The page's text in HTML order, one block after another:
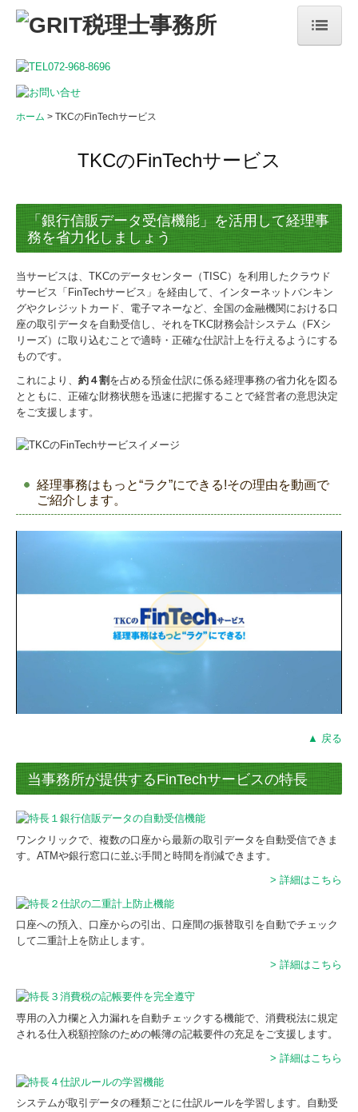
事務所案内
サービス案内
会社経営者・個人事業主の方へ
社会福祉法人の皆さまへ
医療機関の皆さまへ
採用メッセージ
スタッフインタビュー
監査担当の一日
入社したら…
募集要項（正社員）
お問い合せ
ホーム TKCのFinTechサービス
TKCのFinTechサービス
「銀行信販データ受信機能」を活用して経理事
務を省力化しましょう
当サービスは、TKCのデータセンター（TISC）を利用したクラウド
サービス「FinTechサービス」を経由して、インターネットバンキン
グやクレジットカード、電子マネーなど、全国の金融機関における口
座の取引データを自動受信し、それをTKC財務会計システム（FXシ
リーズ）に取り込むことで適時・正確な仕訳計上を行えるようにする
ものです。
これにより、 約４割 を占める預金仕訳に係る経理事務の省力化を図る
とともに、正確な財務状態を迅速に把握することで経営者の意思決定
をご支援します。
経理事務はもっと“ラク”にできる!その理由を動画で
ご紹介します。
▲ 戻る
当事務所が提供するFinTechサービスの特長
ワンクリックで、複数の口座から最新の取引データを自動受信できま
す。ATMや銀行窓口に並ぶ手間と時間を削減できます。
> 詳細はこちら
口座への預入、口座からの引出、口座間の振替取引を自動でチェック
して二重計上を防止します。
> 詳細はこちら
専用の入力欄と入力漏れを自動チェックする機能で、消費税法に規定
される仕入税額控除のための帳簿の記載要件の充足をご支援します。
> 詳細はこちら
システムが取引データの種類ごとに仕訳ルールを学習します。自動受